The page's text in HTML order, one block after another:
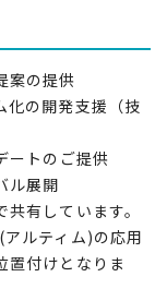
案の提供
化の開発支援（技
ートのご提供
ル展開
有しています。
ルティム)の応用
置付けとなりま